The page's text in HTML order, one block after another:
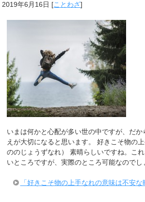
2019年6月16日 [ことわざ]
いまは何かと心配が多い世の中ですが、だ
えが大切になると思います。 好きこそ物の
ののじょうずなれ） 素晴らしいですね。こ
いところですが、実際のところ可能なのでし
「好きこそ物の上手なれの意味は不安